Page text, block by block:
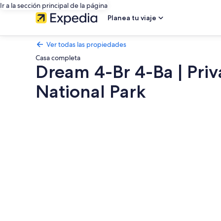
Ir a la sección principal de la página
Planea tu viaje
Ver todas las propiedades
Casa completa
Dream 4-Br 4-Ba |
National Park